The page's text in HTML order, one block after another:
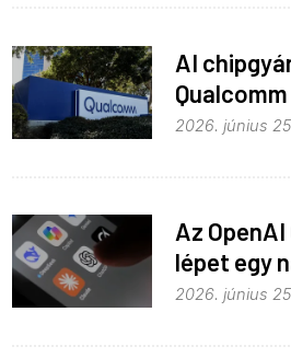
AI
Qualcomm
2026. június
Az
lépet egy
2026. június